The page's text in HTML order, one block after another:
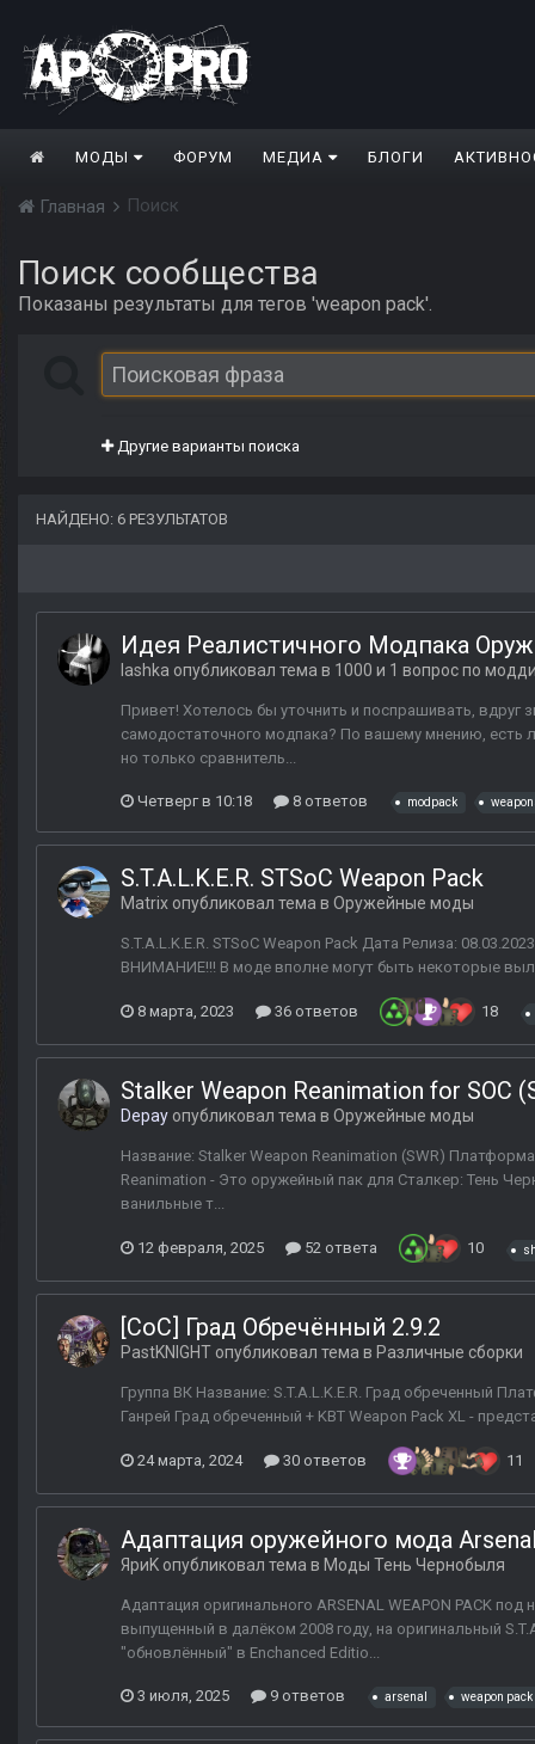
МОДЫ ФОРУМ МЕДИА БЛОГИ
Главная Поиск
Поиск сообщества
Показаны результаты для тегов 'weapon pack'.
Другие варианты поиска
НАЙДЕНО: 6 РЕЗУЛЬТАТОВ
Идея Реалистичного Модпака
lashka опубликовал тема в 1000 и 1 вопрос по
Привет! Хотелось бы уточнить и поспрашивать, вдруг
самодостаточного модпака? По вашему мнению,
но только сравнитель...
Четверг в 10:18 8 ответов modpack
S.T.A.L.K.E.R. STSoC Weapon Pack
Matrix опубликовал тема в Оружейные моды
S.T.A.L.K.E.R. STSoC Weapon Pack Дата Релиза:
ВНИМАНИЕ!!! В моде вполне могут быть некоторые
8 марта, 2023 36 ответов 18
Stalker Weapon Reanimation for SOC
Depay опубликовал тема в Оружейные моды
Название: Stalker Weapon Reanimation (SWR)
Reanimation - Это оружейный пак для Сталкер: Тень
ванильные т...
12 февраля, 2025 52 ответа 10
[CoC] Град Обречённый 2.9.2
PastKNIGHT опубликовал тема в Различные сборки
Группа ВК Название: S.T.A.L.K.E.R. Град обреченный
Ганрей Град обреченный + KBT Weapon Pack XL -
24 марта, 2024 30 ответов 11
Адаптация оружейного мода
ЯриK опубликовал тема в Моды Тень Чернобыля
Адаптация оригинального ARSENAL WEAPON PACK
выпущенный в далёком 2008 году, на оригинальный
"обновлённый" в Enchanced Editio...
3 июля, 2025 9 ответов arsenal weapon pack